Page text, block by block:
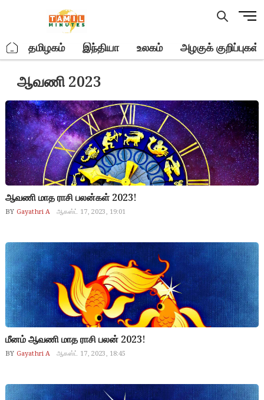
M
u
t
o
n
. தமிழகம் இந்தியா உலகம் அழகுக் குறிப்புகள்
ஆவணி 2023
ஆவணி மாத ராசி பலன்கள் 2023!
BY Gayathri A ஆகஸ்ட் 17, 2023, 19:01
மீனம் ஆவணி மாத ராசி பலன் 2023!
BY Gayathri A ஆகஸ்ட் 17, 2023, 18:45